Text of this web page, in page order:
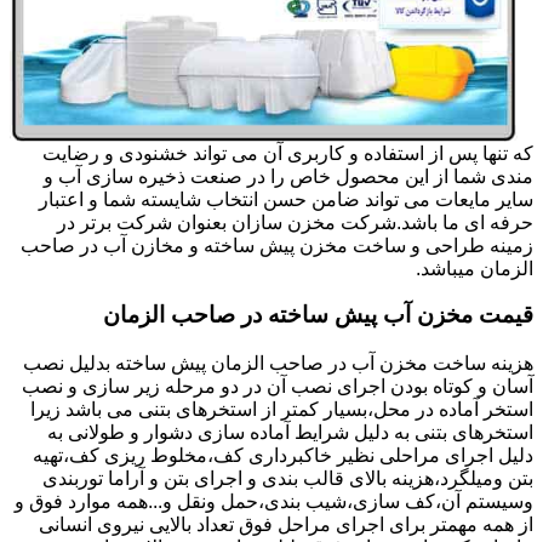
که تنها پس از استفاده و کاربری آن می تواند خشنودی و رضایت
مندی شما از این محصول خاص را در صنعت ذخیره سازی آب و
سایر مایعات می تواند ضامن حسن انتخاب شایسته شما و اعتبار
حرفه ای ما باشد.شرکت مخزن سازان بعنوان شرکت برتر در
زمینه طراحی و ساخت مخزن پیش ساخته و مخازن آب در صاحب
الزمان میباشد.
قیمت مخزن آب پیش ساخته در صاحب الزمان
هزینه ساخت مخزن آب در صاحب الزمان پیش ساخته بدلیل نصب
آسان و کوتاه بودن اجرای نصب آن در دو مرحله زیر سازی و نصب
استخر آماده در محل،بسیار کمتر از استخرهای بتنی می باشد زیرا
استخرهای بتنی به دلیل شرایط آماده سازی دشوار و طولانی به
دلیل اجرای مراحلی نظیر خاکبرداری کف،مخلوط ریزی کف،تهیه
بتن ومیلگرد،هزینه بالای قالب بندی و اجرای بتن و آراما توربندی
وسیستم آن،کف سازی،شیب بندی،حمل ونقل و...همه موارد فوق و
از همه مهمتر برای اجرای مراحل فوق تعداد بالایی نیروی انسانی